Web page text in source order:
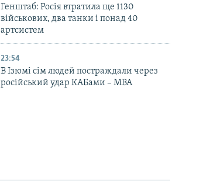
Генштаб: Росія втратила ще 1130
військових, два танки і понад 40
артсистем
23:54
В Ізюмі сім людей постраждали через
російський удар КАБами – МВА